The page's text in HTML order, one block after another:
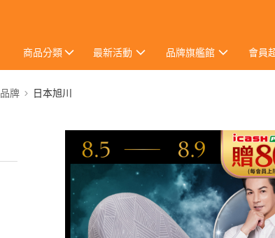
商品分類 最新活動 品牌旗艦館 會員
品牌 日本旭川